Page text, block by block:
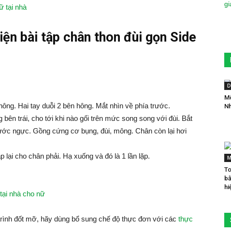
tại nhà
bài tập chân thon đùi gọn Side
Hai tay duỗi 2 bên hông. Mắt nhìn về phía trước.
bên trái, cho tới khi nào gối trên mức song song với đùi. Bắt
ngực. Gồng cứng cơ bụng, đùi, mông. Chân còn lại hơi
lại cho chân phải. Hạ xuống và đó là 1 lần lặp.
nhà cho nữ
đốt mỡ, hãy dùng bổ sung chế độ thực đơn với các thực